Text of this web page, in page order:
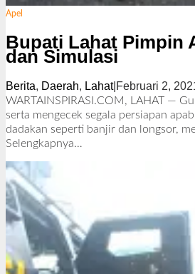
Apel
Bupati Lahat Pimpin
dan Simulasi
Berita, Daerah, Lahat| Februari 2,
WARTAINSPIRASI.COM, LAHAT —
serta mengecek segala persiapan
dadakan seperti banjir dan longsor,
Selengkapnya…